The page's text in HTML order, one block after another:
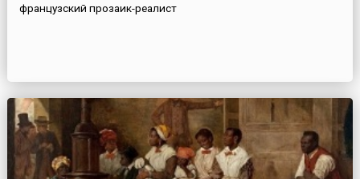
французский прозаик-реалист